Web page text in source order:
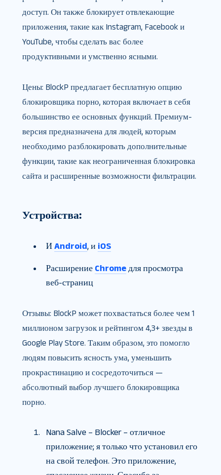
доступ. Он также блокирует отвлекающие
приложения, такие как Instagram, Facebook и
YouTube, чтобы сделать вас более
продуктивными и умственно ясными.
Цены: BlockP предлагает бесплатную опцию
блокировщика порно, которая включает в себя
большинство ее основных функций. Премиум-
версия предназначена для людей, которым
необходимо разблокировать дополнительные
функции, такие как неограниченная блокировка
сайта и расширенные возможности фильтрации.
Устройства:
И Android, и iOS
Расширение Chromeдля просмотра
веб-страниц
Отзывы: BlockP может похвастаться более чем 1
миллионом загрузок и рейтингом 4,3+ звезды в
Google Play Store. Таким образом, это помогло
людям повысить ясность ума, уменьшить
прокрастинацию и сосредоточиться —
абсолютный выбор лучшего блокировщика
порно.
Nana Salve – Blocker – отличное
приложение; я только что установил его
на свой телефон. Это приложение,